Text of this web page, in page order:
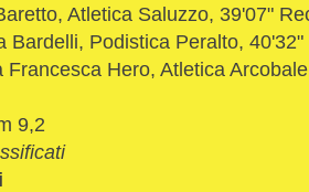
Atletica Saluzzo, 39'07"
Bardelli, Podistica Peralto, 40'32"
Francesca Hero, Atletica
9,2